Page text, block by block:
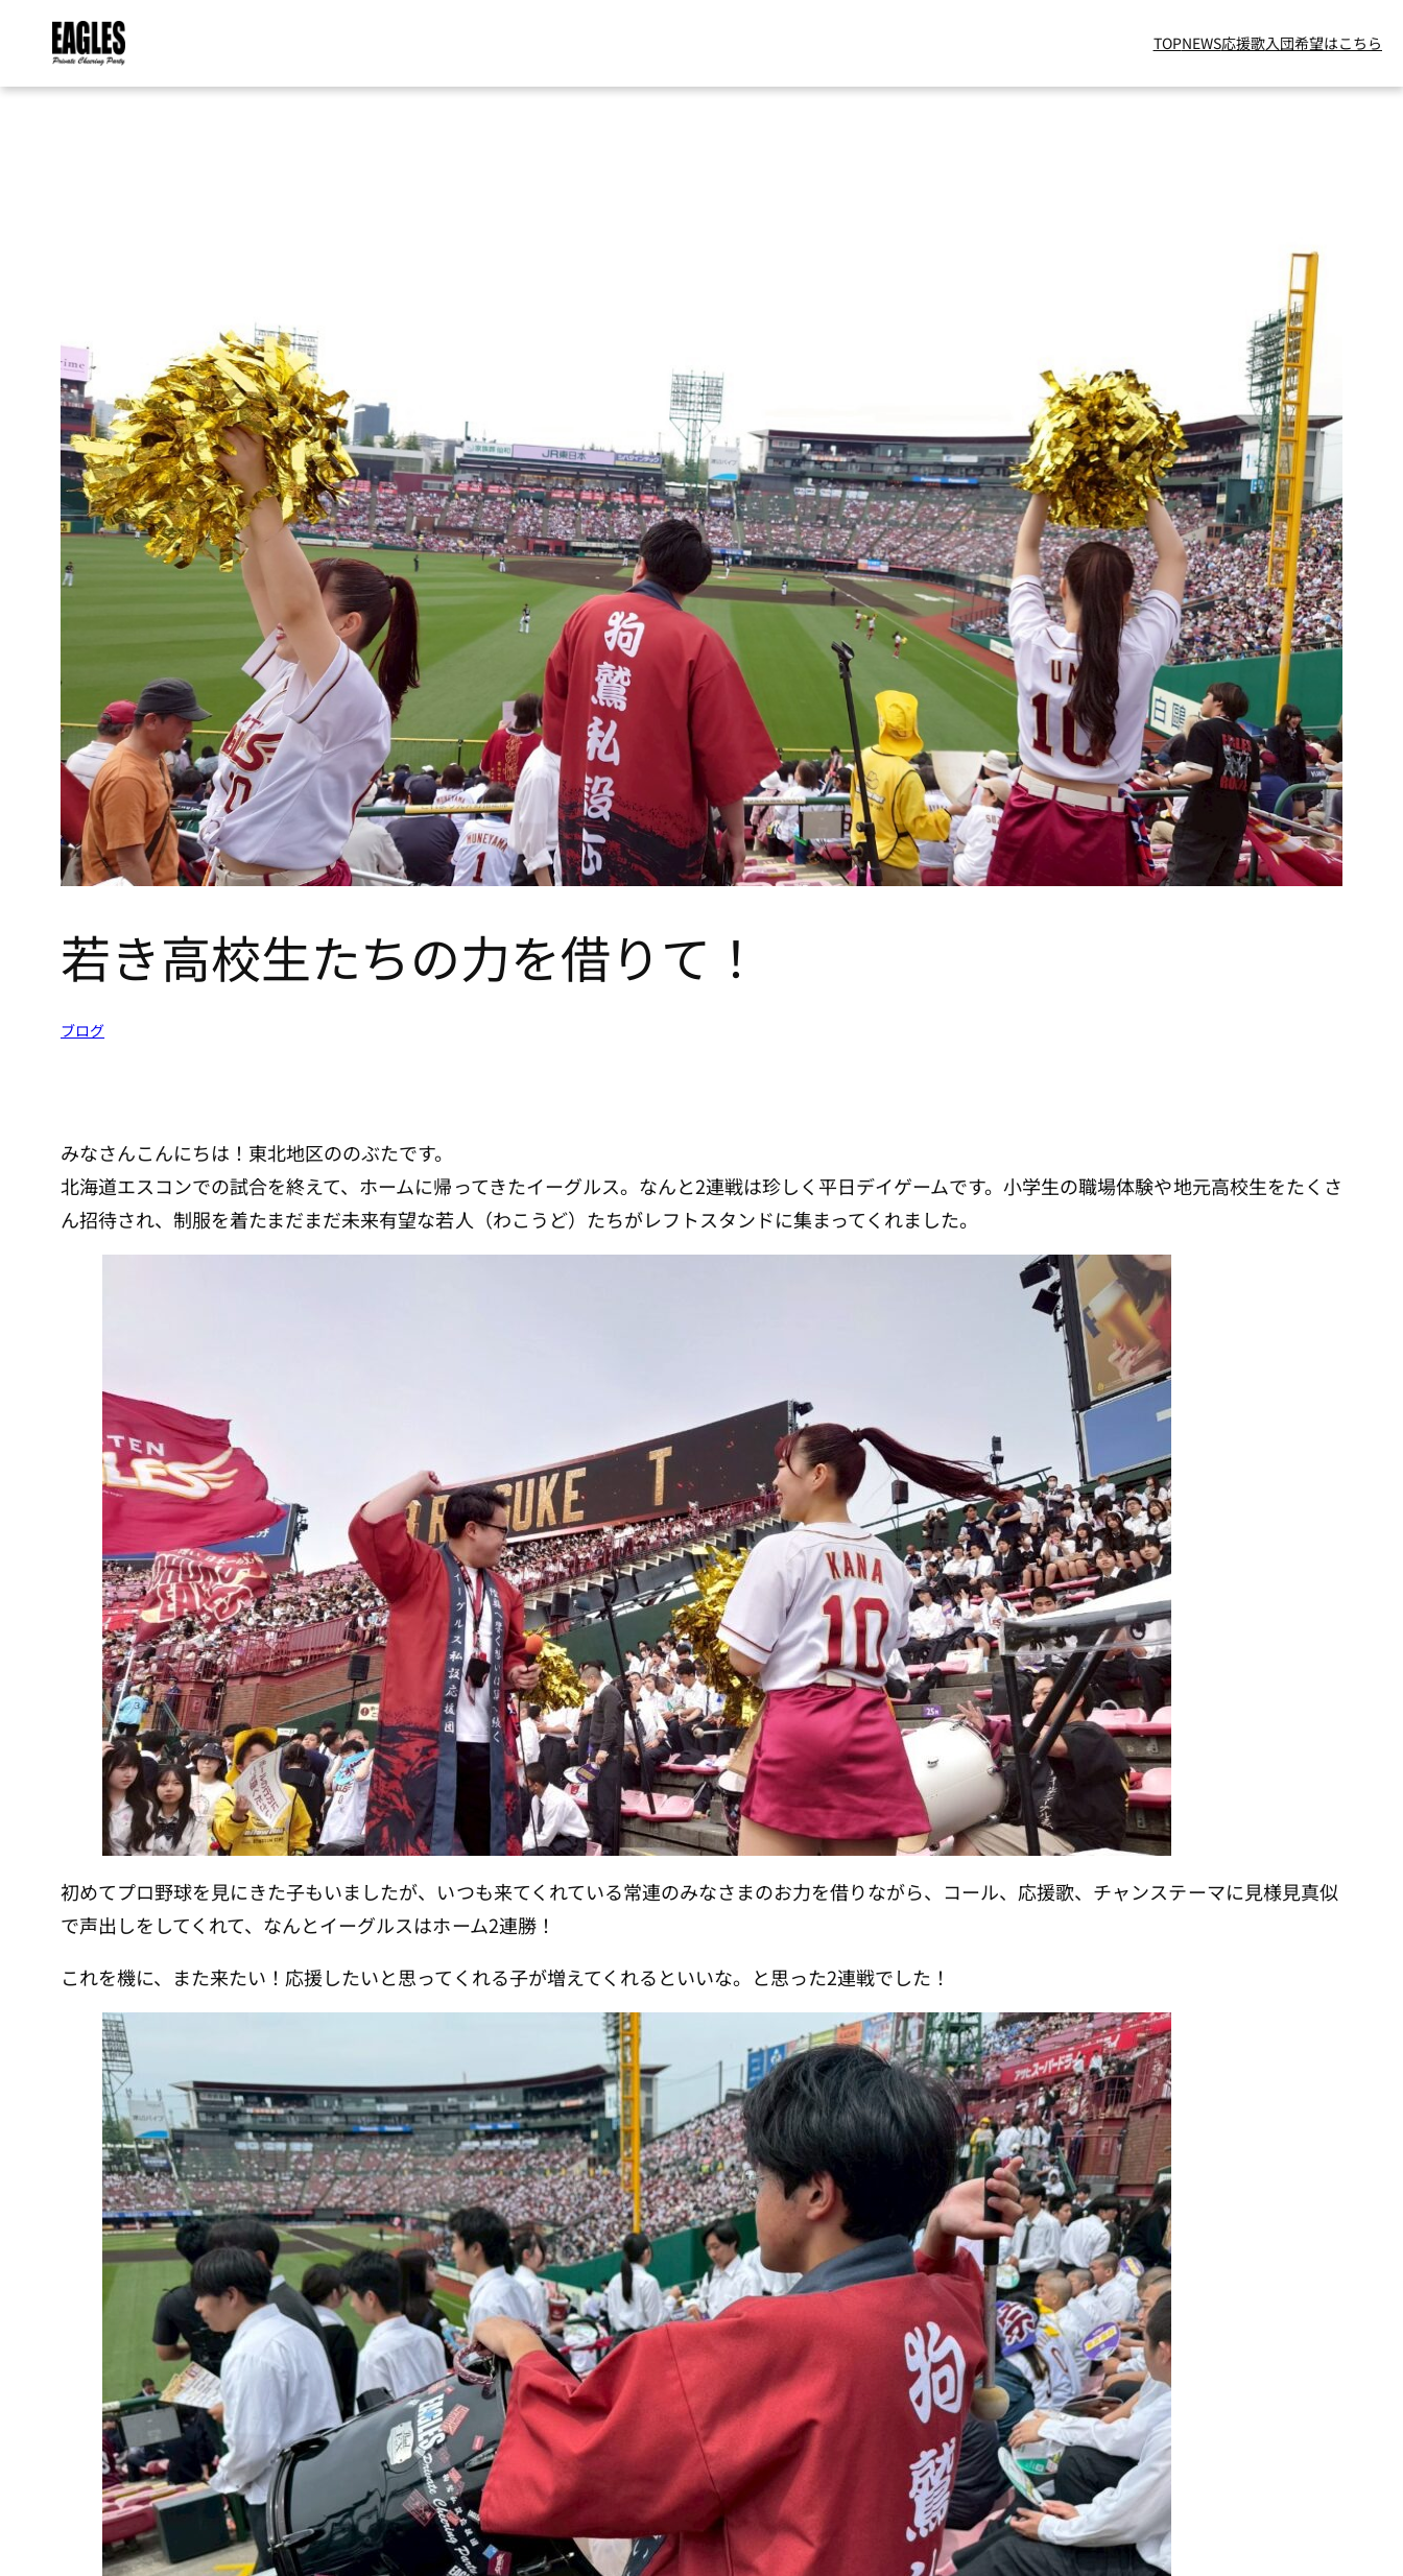
内
TOPNEWS応援歌入団希望はこちら
若き高校生たちの力を借りて！
ブログ
みなさんこんにちは！東北地区ののぶたです。
北海道エスコンでの試合を終えて、ホームに帰ってきたイーグルス。なんと2連戦は珍しく平日デイゲームです。小学生の職場体験や地元高校生をたくさ
ん招待され、制服を着たまだまだ未来有望な若人（わこうど）たちがレフトスタンドに集まってくれました。
初めてプロ野球を見にきた子もいましたが、いつも来てくれている常連のみなさまのお力を借りながら、コール、応援歌、チャンステーマに見様見真似
で声出しをしてくれて、なんとイーグルスはホーム2連勝！
これを機に、また来たい！応援したいと思ってくれる子が増えてくれるといいな。と思った2連戦でした！